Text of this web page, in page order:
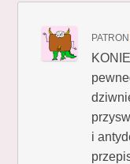
PATRON
i